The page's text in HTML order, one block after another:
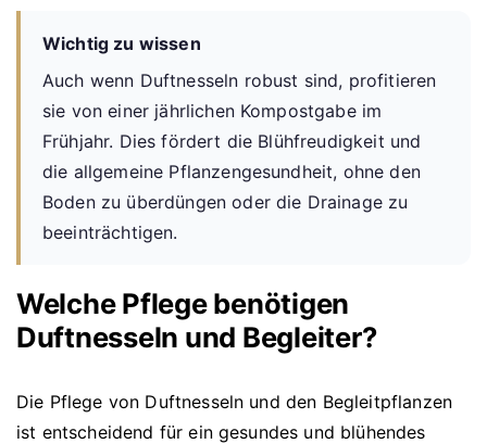
Wichtig zu wissen
Auch wenn Duftnesseln robust sind, profitieren
sie von einer jährlichen Kompostgabe im
Frühjahr. Dies fördert die Blühfreudigkeit und
die allgemeine Pflanzengesundheit, ohne den
Boden zu überdüngen oder die Drainage zu
beeinträchtigen.
Welche Pflege benötigen
Duftnesseln und Begleiter?
Die Pflege von Duftnesseln und den Begleitpflanzen
ist entscheidend für ein gesundes und blühendes